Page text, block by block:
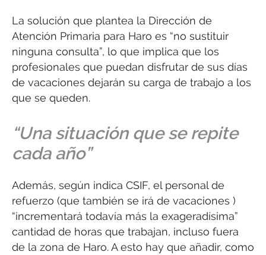
La solución que plantea la Dirección de
Atención Primaria para Haro es “no sustituir
ninguna consulta”, lo que implica que los
profesionales que puedan disfrutar de sus días
de vacaciones dejarán su carga de trabajo a los
que se queden.
“Una situación que se repite
cada año”
Además, según indica CSIF, el personal de
refuerzo (que también se irá de vacaciones )
“incrementará todavía más la exageradísima”
cantidad de horas que trabajan, incluso fuera
de la zona de Haro. A esto hay que añadir, como